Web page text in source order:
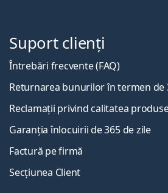
Suport clienți
Întrebări frecvente (FAQ)
Returnarea bunurilor în termen de
Reclamații privind calitatea
Garanția înlocuirii de 365 de zile
Factură pe firmă
Secțiunea Client